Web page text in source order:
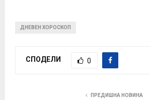
ДНЕВЕН ХОРОСКОП
СПОДЕЛИ 0
ПРЕДИШНА НОВИНА